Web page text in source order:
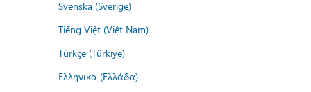
Svenska (Sverige)
Tiếng Việt (Việt Nam)
Türkçe (Türkiye)
Ελληνικά (Ελλάδα)